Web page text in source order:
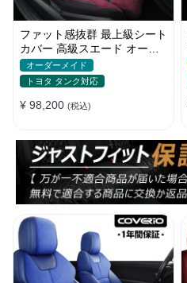
ファット感抜群 最上級シート
カバー 高級スエード オーダ
ーメイド防水仕様 全席セット
オーダーメイド
トヨタ タンク対応
¥ 98,200 (税込)